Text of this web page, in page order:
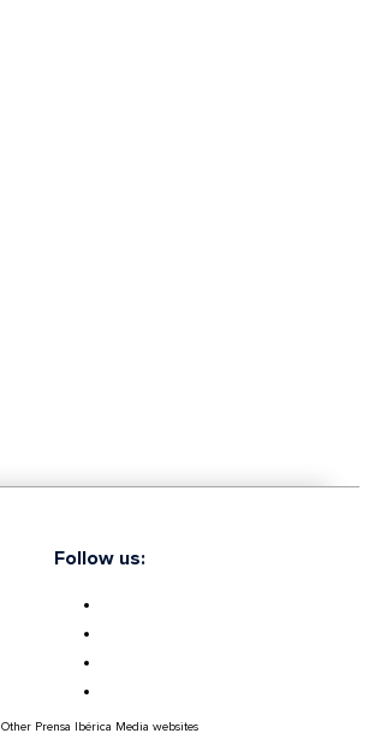
Follow us:
Other Prensa Ibérica Media websites